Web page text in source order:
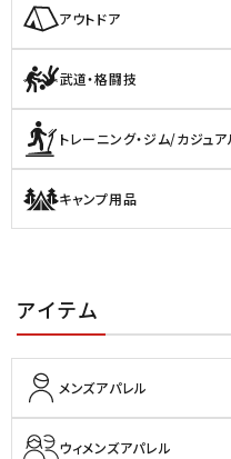
アウトドア
武道・格闘技
トレーニング・ジム/カジュア
キャンプ用品
アイテム
メンズアパレル
ウィメンズアパレル